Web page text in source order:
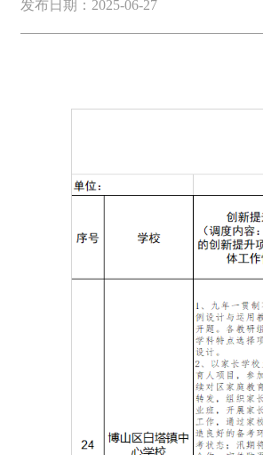
发布日期：2025-06-27